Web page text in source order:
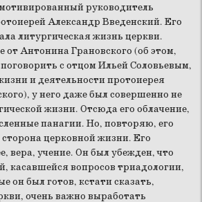
руководитель
Александр Введенский. Его
литургическая жизнь церкви.
от Антонина Грановского (об этом,
с отцом Ильей Соловьевым,
и деятельности протоиерея
у него даже был совершенно не
жизни. Отсюда его облачение,
панагии. Но, повторяю, его
сторона церковной жизни. Его
вера, учение. Он был убежден, что
касавшейся вопросов триадологии,
он был готов, кстати сказать,
очень важно выработать